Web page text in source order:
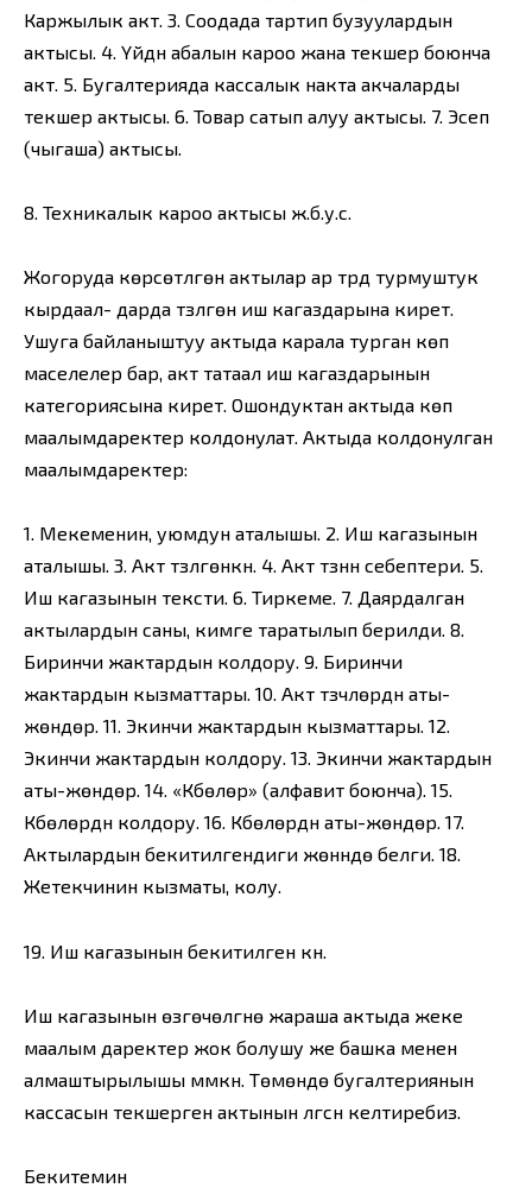
Каржылык акт. 3. Соодада тартип бузуулардын
актысы. 4. Үйдүн абалын кароо жана текшерүү боюнча
акт. 5. Бугалтерияда кассалык накта акчаларды
текшерүү актысы. 6. Товар сатып алуу актысы. 7. Эсеп
(чыгаша) актысы.
8. Техникалык кароо актысы ж.б.у.с.
Жогоруда көрсөтүлгөн актылар ар түрдүү турмуштук
кырдаал- дарда түзүлгөн иш кагаздарына кирет.
Ушуга байланыштуу актыда карала турган көп
маселелер бар, акт татаал иш кагаздарынын
категориясына кирет. Ошондуктан актыда көп
маалымдаректер колдонулат. Актыда колдонулган
маалымдаректер:
1. Мекеменин, уюмдун аталышы. 2. Иш кагазынын
аталышы. 3. Акт түзүлгөнкүн. 4. Акт түзүүнүн себептери. 5.
Иш кагазынын тексти. 6. Тиркеме. 7. Даярдалган
актылардын саны, кимге таратылып берилди. 8.
Биринчи жактардын колдору. 9. Биринчи
жактардын кызматтары. 10. Акт түзүүчүлөрдүн аты-
жөндөрү. 11. Экинчи жактардын кызматтары. 12.
Экинчи жактардын колдору. 13. Экинчи жактардын
аты-жөндөрү. 14. «Күбөлөр» (алфавит боюнча). 15.
Күбөлөрдүн колдору. 16. Күбөлөрдүн аты-жөндөрү. 17.
Актылардын бекитилгендиги жөнүндө белги. 18.
Жетекчинин кызматы, колу.
19. Иш кагазынын бекитилген күнү.
Иш кагазынын өзгөчөлүгүнө жараша актыда жеке
маалым даректер жок болушу же башка менен
алмаштырылышы мүмкүн. Төмөндө бугалтериянын
кассасын текшерген актынын үлгүсүн келтиребиз.
Бекитемин